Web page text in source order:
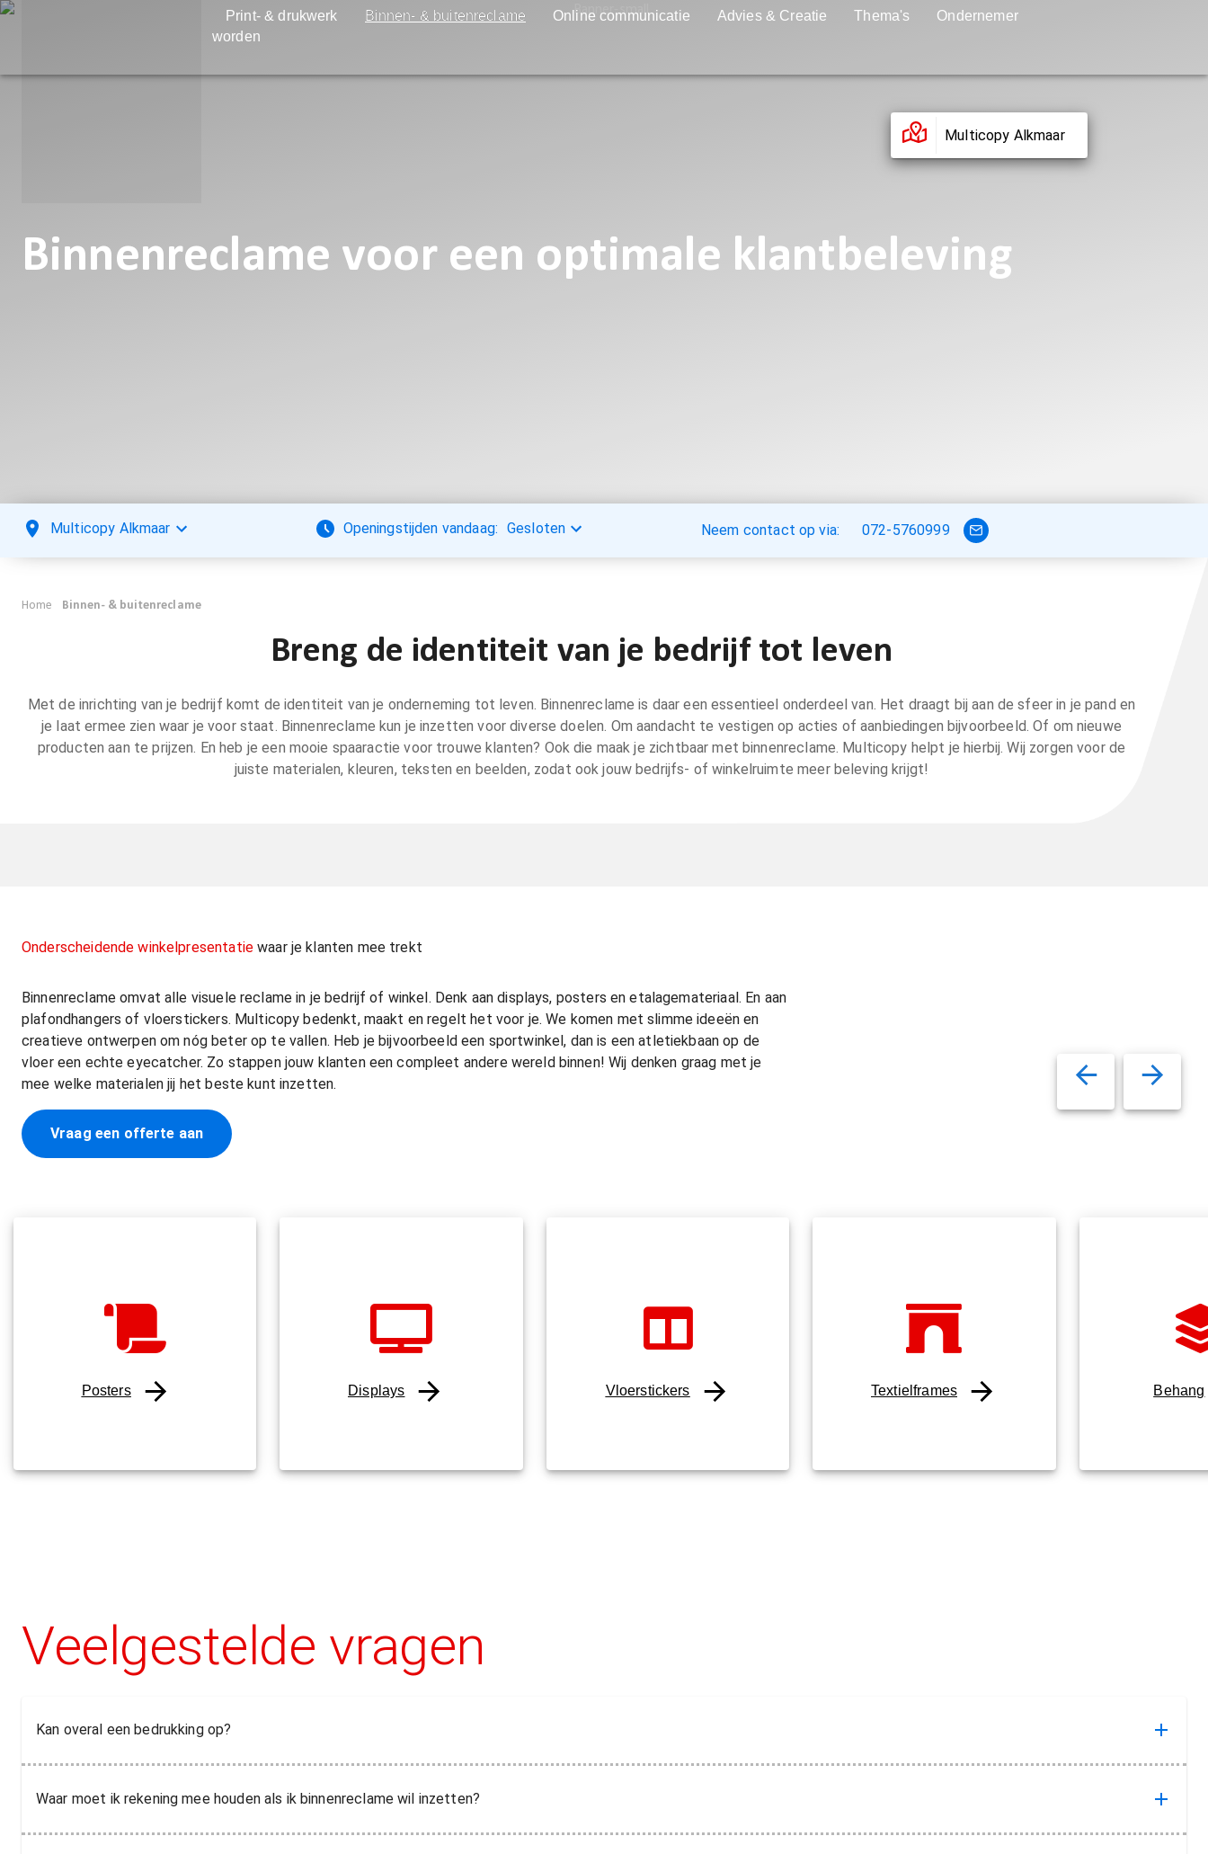
Print- & drukwerk Binnen- & buitenreclame Online communicatie Advies & Creatie Thema's
Ondernemer
worden
Multicopy Alkmaar
Binnenreclame voor een optimale klantbeleving
Multicopy Alkmaar Openingstijden vandaag: Gesloten Neem contact op via: 072-5760999
Home Binnen- & buitenreclame
Breng de identiteit van je bedrijf tot leven
Met de inrichting van je bedrijf komt de identiteit van je onderneming tot leven. Binnenreclame is daar een essentieel onderdeel van. Het draagt bij aan de sfeer in je pand en
je laat ermee zien waar je voor staat. Binnenreclame kun je inzetten voor diverse doelen. Om aandacht te vestigen op acties of aanbiedingen bijvoorbeeld. Of om nieuwe
producten aan te prijzen. En heb je een mooie spaaractie voor trouwe klanten? Ook die maak je zichtbaar met binnenreclame. Multicopy helpt je hierbij. Wij zorgen voor de
juiste materialen, kleuren, teksten en beelden, zodat ook jouw bedrijfs- of winkelruimte meer beleving krijgt!
Onderscheidende winkelpresentatiewaar je klanten mee trekt
Binnenreclame omvat alle visuele reclame in je bedrijf of winkel. Denk aan displays, posters en etalagemateriaal. En aan
plafondhangers of vloerstickers. Multicopy bedenkt, maakt en regelt het voor je. We komen met slimme ideeën en
creatieve ontwerpen om nóg beter op te vallen. Heb je bijvoorbeeld een sportwinkel, dan is een atletiekbaan op de
vloer een echte eyecatcher. Zo stappen jouw klanten een compleet andere wereld binnen! Wij denken graag met je
mee welke materialen jij het beste kunt inzetten.
Vraag een offerte aan
Posters Displays Vloerstickers Textielframes Behang
Veelgestelde vragen
Kan overal een bedrukking op?
Waar moet ik rekening mee houden als ik binnenreclame wil inzetten?